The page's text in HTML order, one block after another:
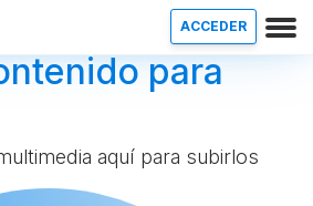
ACCEDER
para
aquí para subirlos